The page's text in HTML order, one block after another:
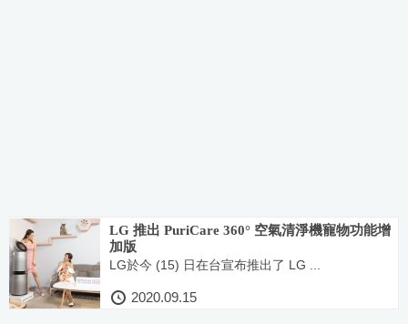
LG 推出 PuriCare 360° 空氣清淨機寵物功能增
加版
LG於今 (15) 日在台宣布推出了 LG ...
2020.09.15